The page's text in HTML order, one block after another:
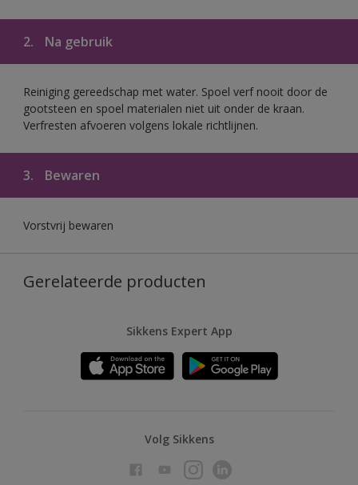
2. Na gebruik
Reiniging gereedschap met water. Spoel verf nooit door de
gootsteen en spoel materialen niet uit onder de kraan.
Verfresten afvoeren volgens lokale richtlijnen.
3. Bewaren
Vorstvrij bewaren
Gerelateerde producten
Sikkens Expert App
Volg Sikkens